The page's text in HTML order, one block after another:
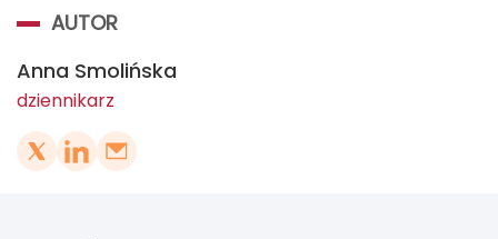
AUTOR
Anna Smolińska
dziennikarz